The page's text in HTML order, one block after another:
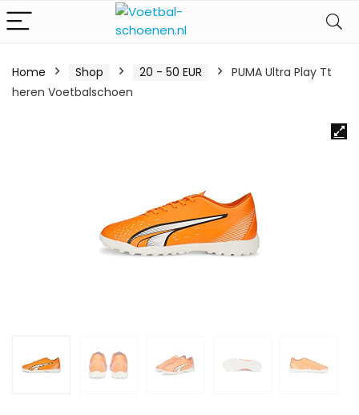
Home Shop 20 - 50 EUR
PUMA Ultra Play Tt
heren Voetbalschoen